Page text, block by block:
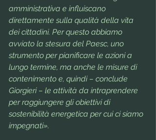
amministrativa e influiscano
direttamente sulla qualità della vita
dei cittadini. Per questo abbiamo
avviato la stesura del Paesc, uno
strumento per pianificare le azioni a
lungo termine, ma anche le misure di
contenimento e, quindi – conclude
Giorgieri – le attività da intraprendere
per raggiungere gli obiettivi di
sostenibilità energetica per cui ci siamo
impegnati».